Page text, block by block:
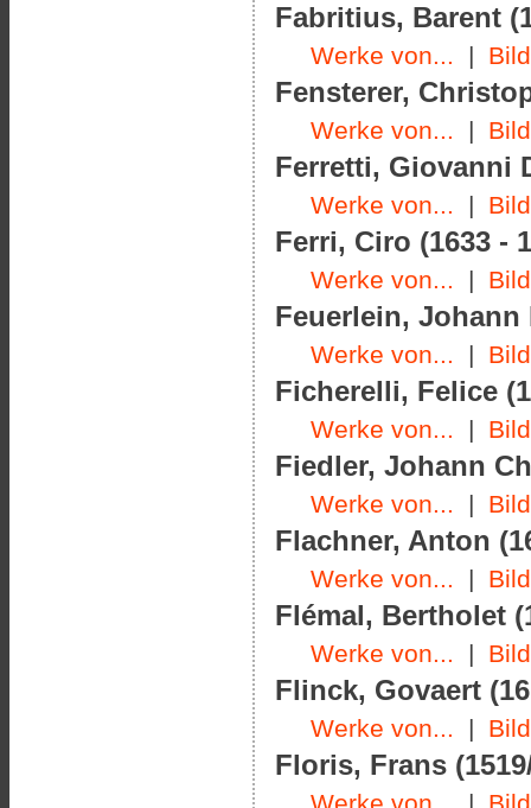
Fabritius, Barent
Werke von... |
Fensterer,
Werke von... |
Ferretti, Giovanni
Werke von... |
Ferri, Ciro (1633 -
Werke von... |
Feuerlein, Johann
Werke von... |
Ficherelli, Felice
Werke von... |
Fiedler, Johann
Werke von... |
Flachner, Anton
Werke von... |
Flémal, Bertholet
Werke von... |
Flinck, Govaert
Werke von... |
Floris, Frans